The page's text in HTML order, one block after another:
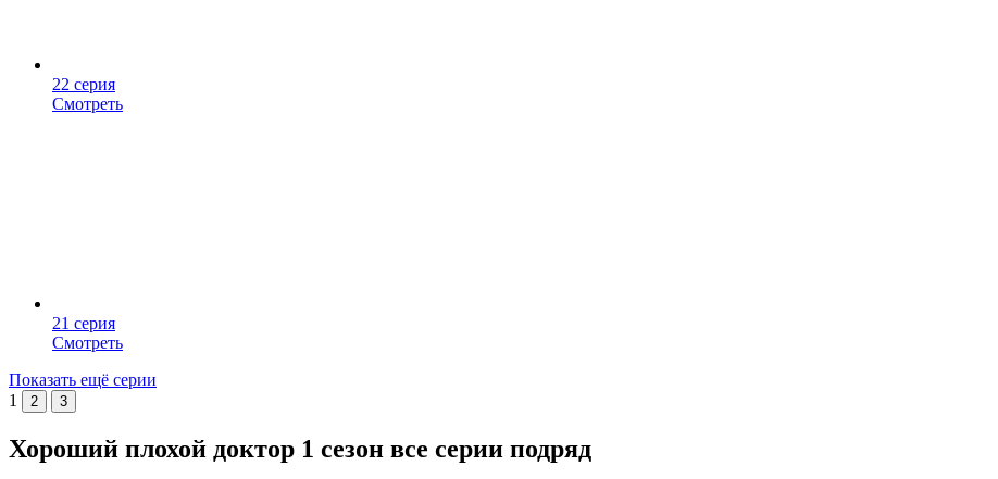
22 серия
Смотреть
21 серия
Смотреть
Показать ещё серии
1
2 3
Хороший плохой доктор 1 сезон все серии подряд